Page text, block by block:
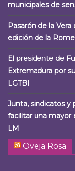
municipales de
Pasarón de la
edición de la
El presidente de
Extremadura por
LGTBI
Junta, sindicatos y
facilitar una mayor
LM
Oveja Rosa